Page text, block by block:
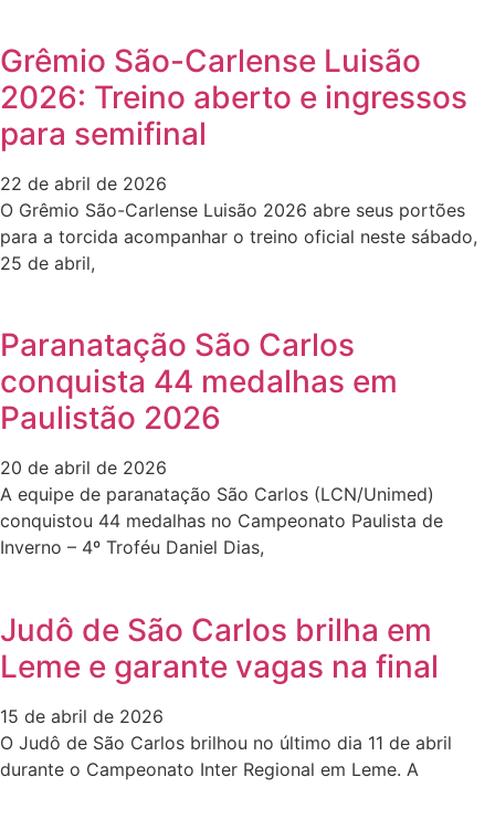
Grêmio São-Carlense Luisão
2026: Treino aberto e ingressos
para semifinal
22 de abril de 2026
O Grêmio São-Carlense Luisão 2026 abre seus portões
para a torcida acompanhar o treino oficial neste sábado,
25 de abril,
Paranatação São Carlos
conquista 44 medalhas em
Paulistão 2026
20 de abril de 2026
A equipe de paranatação São Carlos (LCN/Unimed)
conquistou 44 medalhas no Campeonato Paulista de
Inverno – 4º Troféu Daniel Dias,
Judô de São Carlos brilha em
Leme e garante vagas na final
15 de abril de 2026
O Judô de São Carlos brilhou no último dia 11 de abril
durante o Campeonato Inter Regional em Leme. A